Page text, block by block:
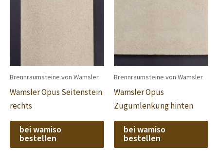
Brennraumsteine von Wamsler
Wamsler Opus Seitenstein
rechts
bei wamiso
bestellen
Brennraumsteine von Wamsler
Wamsler Opus
Zugumlenkung hinten
bei wamiso
bestellen